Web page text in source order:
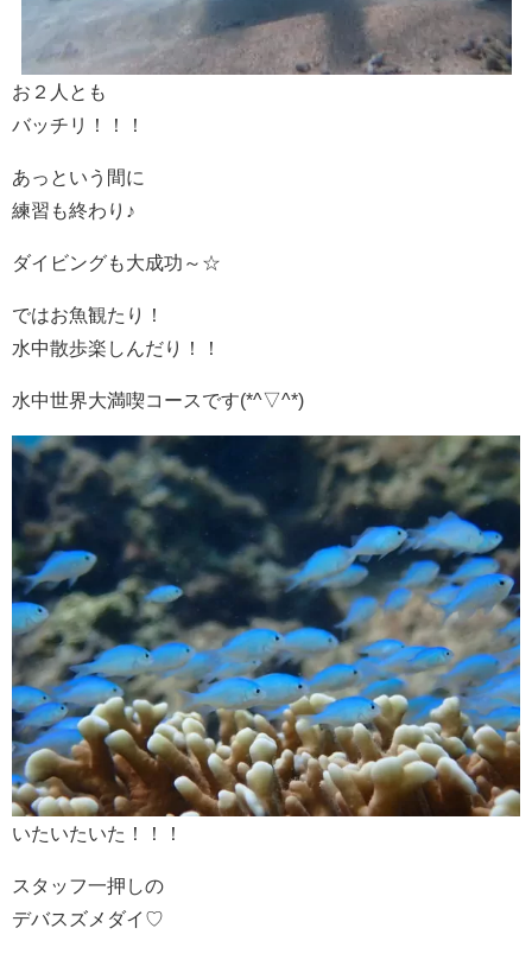
お２人とも
バッチリ！！！
あっという間に
練習も終わり♪
ダイビングも大成功～☆
ではお魚観たり！
水中散歩楽しんだり！！
水中世界大満喫コースです(*^▽^*)
いたいたいた！！！
スタッフ一押しの
デバスズメダイ♡